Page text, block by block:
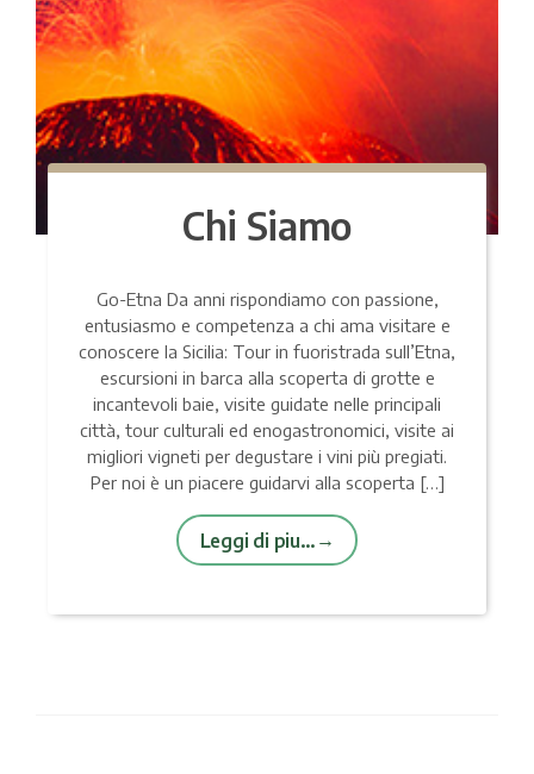
Chi Siamo
Go-Etna Da anni rispondiamo con passione,
entusiasmo e competenza a chi ama visitare e
conoscere la Sicilia: Tour in fuoristrada sull’Etna,
escursioni in barca alla scoperta di grotte e
incantevoli baie, visite guidate nelle principali
città, tour culturali ed enogastronomici, visite ai
migliori vigneti per degustare i vini più pregiati.
Per noi è un piacere guidarvi alla scoperta […]
Leggi di piu…